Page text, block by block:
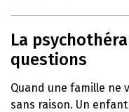
La
questions
Quand une famille ne
sans raison. Un